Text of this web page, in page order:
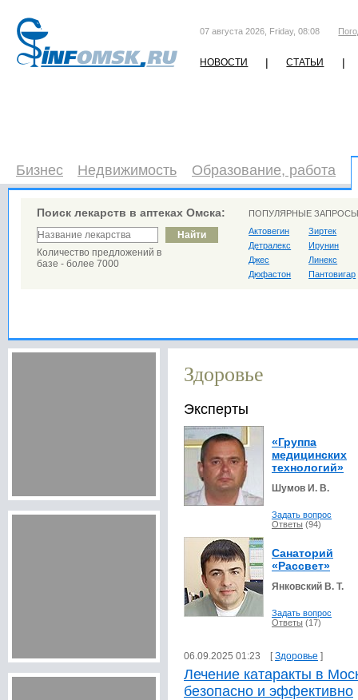
07 августа 2026, Friday, 08:08
НОВОСТИ | СТАТЬИ |
Бизнес Недвижимость Образование, работа
Поиск лекарств в аптеках Омска:
Количество предложений в
базе - более 7000
ПОПУЛЯРНЫЕ
Актовегин
Детралекс
Джес
Дюфастон
Зиртек
Ирунин
Линекс
Пантовигар
Здоровье
Эксперты
«Группа
медицинских
технологий»
Шумов И. В.
Задать вопрос
Ответы (94)
Санаторий
«Рассвет»
Янковский В. Т.
Задать вопрос
Ответы (17)
06.09.2025 01:23 [Здоровье ]
Лечение катаракты в
безопасно и эффективно